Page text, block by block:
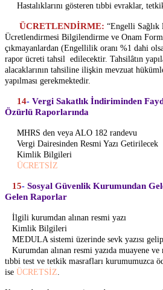
Hastalıklarını gösteren tıbbi evraklar,
ÜCRETLENDİRME: “Engelli Sağlık
Ücretlendirmesi Bilgilendirme ve Onam
çıkmayanlardan (Engellilik oranı %1 dahi
rapor ücreti tahsil edilecektir. Tahsilâtın
alacaklarının tahsiline ilişkin mevzuat
yapılması gerekmektedir.
14- Vergi Sakatlık İndiriminden
Özürlü Raporlarında
MHRS den veya ALO 182 randevu
Vergi Dairesinden Resmi Yazı Getirilecek
Kimlik Bilgileri
ÜCRETSİZ
15- Sosyal Güvenlik Kurumundan
Gelen Raporlar
İlgili kurumdan alınan resmi yazı
Kimlik Bilgileri
MEDULA sistemi üzerinde sevk yazısı
Kurumdan alınan resmi yazıda muayene
tıbbi test ve tetkik masrafları kurumumuzca
ise ÜCRETSİZ